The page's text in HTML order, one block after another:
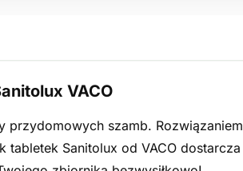
VACO
szamb. Rozwiązaniem
Sanitolux od VACO dostarcza